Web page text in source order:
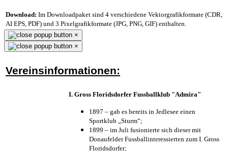
Download: Im Downloadpaket sind 4 verschiedene Vektorgrafikformate (CDR,
AI EPS, PDF) und 3 Pixelgrafikformate (JPG, PNG, GIF) enthalten.
×
×
Vereinsinformationen:
I. Gross Floridsdorfer Fussballklub "Admira"
1897 – gab es bereits in Jedlesee einen
Sportklub „Sturm“;
1899 – im Juli fusionierte sich dieser mit
Donaufelder Fussballinteressierten zum I. Gross
Floridsdorfer;